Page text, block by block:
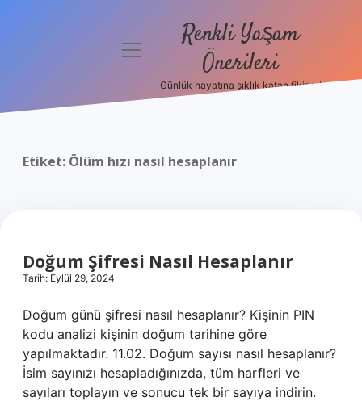
Politikası
menüyü
Renkli Yaşam
Önerileri
Günlük hayatına şıklık katan fikirler!
Etiket: Ölüm hızı nasıl hesaplanır
Doğum Şifresi Nasıl Hesaplanır
Tarih: Eylül 29, 2024
Doğum günü şifresi nasıl hesaplanır? Kişinin PIN
kodu analizi kişinin doğum tarihine göre
yapılmaktadır. 11.02. Doğum sayısı nasıl hesaplanır?
İsim sayınızı hesapladığınızda, tüm harfleri ve
sayıları toplayın ve sonucu tek bir sayıya indirin.